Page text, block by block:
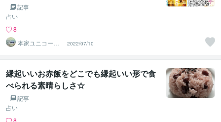
記事
占い
8
本家ユニコーン
の使者桜10周年
ありがとう
2022/07/10
縁起いいお赤飯をどこでも縁起いい形で食
べられる素晴らしさ☆
記事
占い
8